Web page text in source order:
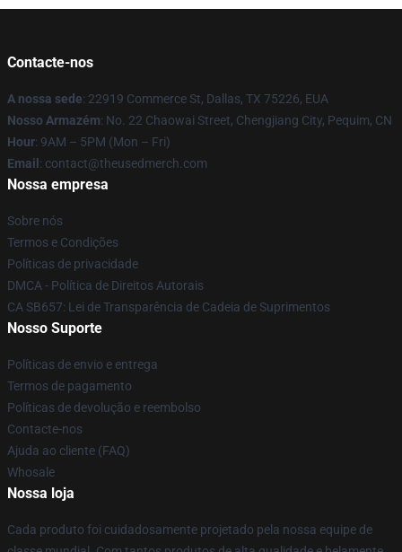
Contacte-nos
A nossa sede: 22919 Commerce St, Dallas, TX 75226, EUA
Nosso Armazém: No. 22 Chaowai Street, Chengjiang City, Pequim, CN
Hour: 9AM – 5PM (Mon – Fri)
Email : contact@theusedmerch.com
Nossa empresa
Sobre nós
Termos e Condições
Políticas de privacidade
DMCA - Política de Direitos Autorais
CA SB657: Lei de Transparência de Cadeia de Suprimentos
Nosso Suporte
Políticas de envio e entrega
Termos de pagamento
Políticas de devolução e reembolso
Contacte-nos
Ajuda ao cliente (FAQ)
Whosale
Nossa loja
Cada produto foi cuidadosamente projetado pela nossa equipe de